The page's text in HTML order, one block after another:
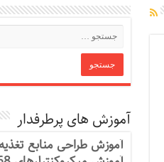
آموزش های پرطرفدار
آموزش طراحی منابع